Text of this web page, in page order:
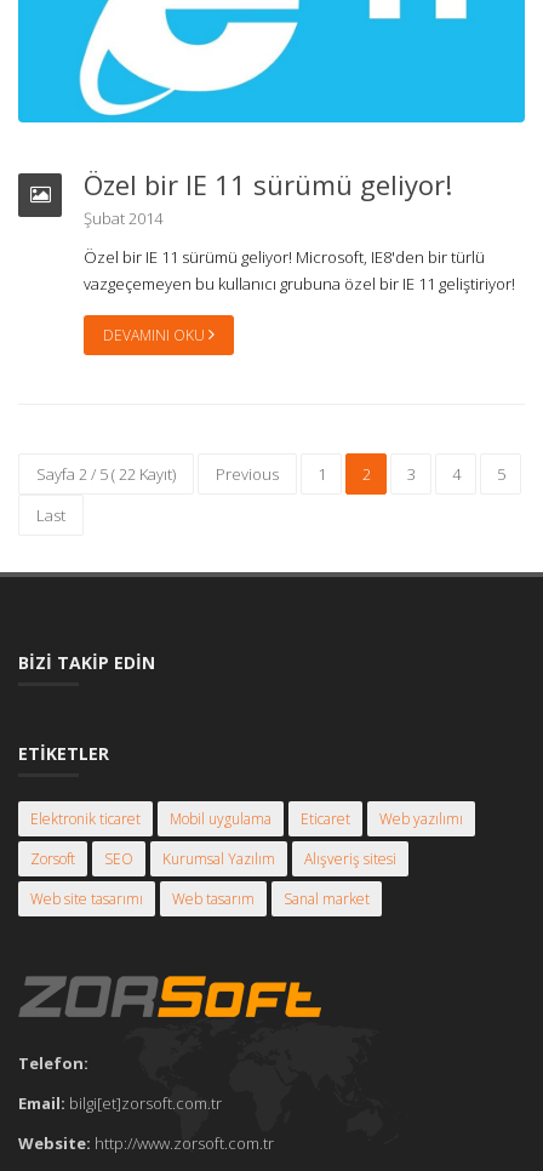
Özel bir IE 11 sürümü geliyor!
Şubat 2014
Özel bir IE 11 sürümü geliyor! Microsoft, IE8'den bir türlü
vazgeçemeyen bu kullanıcı grubuna özel bir IE 11 geliştiriyor!
DEVAMINI OKU
Sayfa 2 / 5 ( 22 Kayıt) Previous 1 2 3 4
5
Last
BIZI TAKIP EDIN
ETIKETLER
Elektronik ticaret Mobil uygulama Eticaret
Web yazılımı
Zorsoft
SEO Kurumsal Yazılım
Alışveriş sitesi
Web site tasarımı
Web tasarım Sanal market
Telefon:
Email: bilgi[et]zorsoft.com.tr
Website: http://www.zorsoft.com.tr